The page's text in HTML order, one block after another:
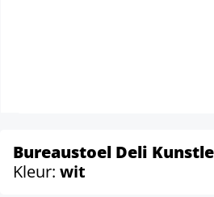
Bureaustoel Deli
Kleur: wit